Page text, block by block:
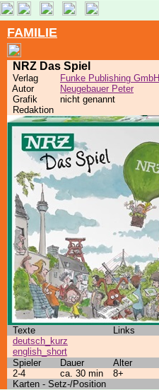
FAMILIE
NRZ Das Spiel
Verlag
Funke Publishing GmbH
Autor
Neugebauer Peter
Grafik
nicht genannt
Redaktion
Texte Links
deutsch_kurz
english_short
Spieler
Dauer Alter
2-4
ca. 30 min 8+
Karten - Setz-/Position